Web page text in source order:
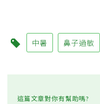
中暑 鼻子過敏
這篇文章對你有幫助嗎?